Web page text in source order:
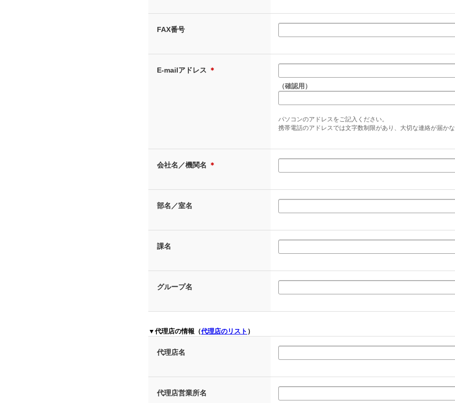
FAX番号
E-mailアドレス ＊
（確認用）
パソコンのアドレスをご記入ください。
携帯電話のアドレスでは文字数制限があり、大切な連絡が届かな
会社名／機関名 ＊
部名／室名
課名
グループ名
▼代理店の情報（代理店のリスト ）
代理店名
代理店営業所名